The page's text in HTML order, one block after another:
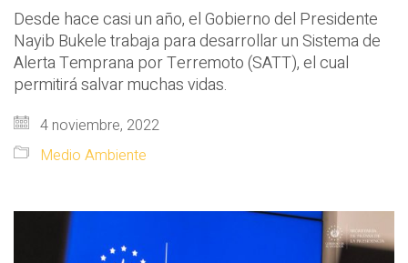
Desde hace casi un año, el Gobierno del Presidente
Nayib Bukele trabaja para desarrollar un Sistema de
Alerta Temprana por Terremoto (SATT), el cual
permitirá salvar muchas vidas.
4 noviembre, 2022
Medio Ambiente